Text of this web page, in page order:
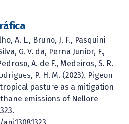
A. L., Bruno, J. F., Pasquini
G. V. da, Perna Junior, F.,
A. de F., Medeiros, S. R.
P. H. M. (2023). Pigeon
pasture as a mitigation
emissions of Nellore